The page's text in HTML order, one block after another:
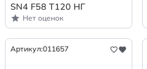
SN4 F58 Т120 НГ
Нет оценок
Артикул:011657